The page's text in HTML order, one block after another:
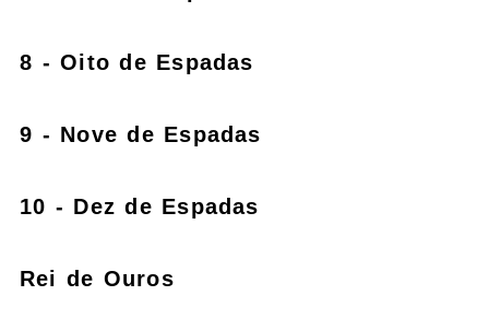
8 - Oito de Espadas
9 - Nove de Espadas
10 - Dez de Espadas
Rei de Ouros